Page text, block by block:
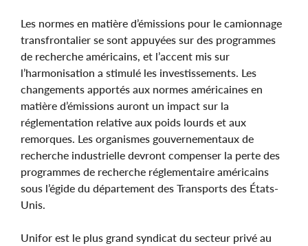
Les normes en matière d’émissions pour le camionnage
transfrontalier se sont appuyées sur des programmes
de recherche américains, et l’accent mis sur
l’harmonisation a stimulé les investissements. Les
changements apportés aux normes américaines en
matière d’émissions auront un impact sur la
réglementation relative aux poids lourds et aux
remorques. Les organismes gouvernementaux de
recherche industrielle devront compenser la perte des
programmes de recherche réglementaire américains
sous l’égide du département des Transports des États-
Unis.
Unifor est le plus grand syndicat du secteur privé au